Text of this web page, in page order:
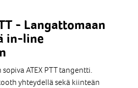
- Langattomaan
in-line
ATEX PTT tangentti.
yhteydellä sekä kiinteän